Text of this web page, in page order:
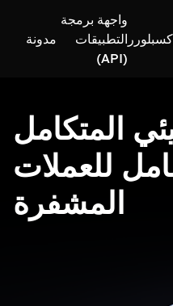
واجهة برمجة
التطبيقات
(API)
مدونة
المتكامل
للعملات
المشفرة